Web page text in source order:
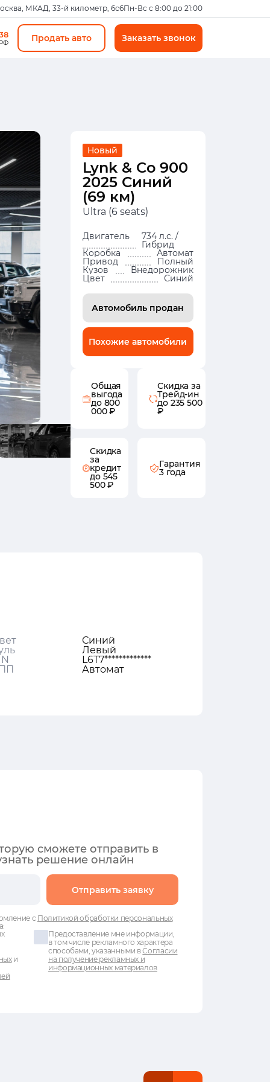
МКАД, 33-й километр, 6с6Пн-Вс с 8:00 до 21:00
Продать авто Заказать звонок
Новый
Lynk & Co 900
2025 Синий
(69 км)
Ultra (6 seats)
Двигатель 734 л.с. /
Гибрид
Коробка Автомат
Привод Полный
Кузов Внедорожник
Цвет Синий
Автомобиль продан
Похожие автомобили
Общая
выгода
до 800
000 ₽
Скидка за
Трейд-ин
до 235 500
₽
Скидка
за
кредит
до 545
500 ₽
Гарантия
3 года
Синий
Левый
L6T7*************
Автомат
сможете отправить в
решение онлайн
Отправить заявку
с Политикой обработки персональных
и
Предоставление мне информации,
в том числе рекламного характера
способами, указанными вСогласии
на получение рекламных и
информационных материалов